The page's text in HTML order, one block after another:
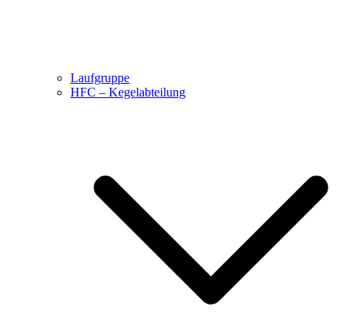
Laufgruppe
HFC – Kegelabteilung